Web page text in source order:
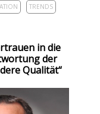
TRENDS
in die
der
Qualität“